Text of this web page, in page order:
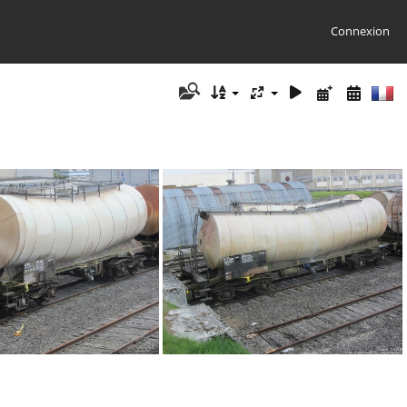
Connexion